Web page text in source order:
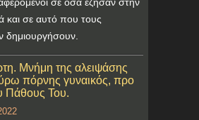
σε όσα έζησαν στην
και σε αυτό που τους
δημιουργήσουν.
Μνήμη της αλειψάσης
πόρνης γυναικός, προ
Πάθους Του.